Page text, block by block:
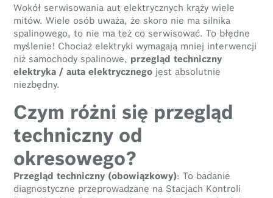
Wokół serwisowania aut elektrycznych krąży wiele
mitów. Wiele osób uważa, że skoro nie ma silnika
spalinowego, to nie ma też co serwisować. To błędne
myślenie! Chociaż elektryki wymagają mniej interwencji
niż samochody spalinowe, przegląd techniczny
elektryka / auta elektrycznego jest absolutnie
niezbędny.
Czym różni się przegląd
techniczny od
okresowego?
Przegląd techniczny (obowiązkowy): To badanie
diagnostyczne przeprowadzane na Stacjach Kontroli